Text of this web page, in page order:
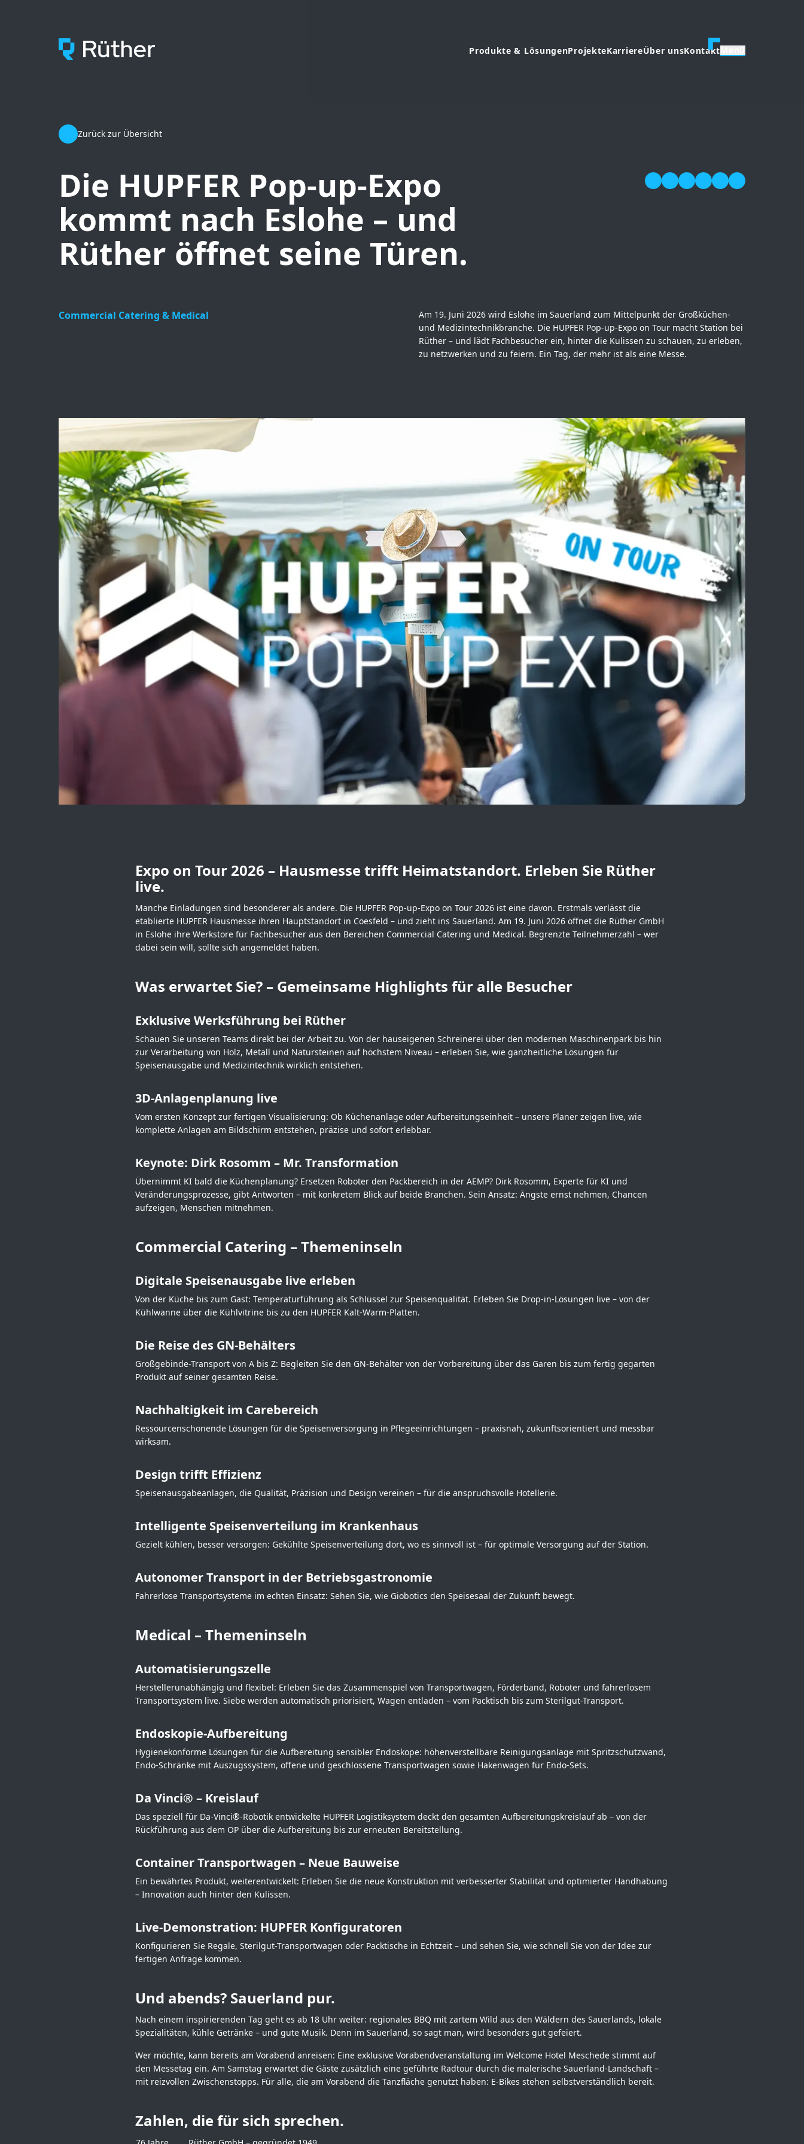
RÜTHER GmbH Produkte & LösungenProjekteKarriereÜber unsKontakt
Zurück zur Übersicht
Die HUPFER Pop-up-Expo
kommt nach Eslohe – und
Rüther öffnet seine Türen.
Commercial Catering & Medical
Am 19. Juni 2026 wird Eslohe im Sauerland zum Mittelpunkt der Großküchen-
und Medizintechnikbranche. Die HUPFER Pop-up-Expo on Tour macht Station bei
Rüther – und lädt Fachbesucher ein, hinter die Kulissen zu schauen, zu erleben,
zu netzwerken und zu feiern. Ein Tag, der mehr ist als eine Messe.
Expo on Tour 2026 – Hausmesse trifft Heimatstandort. Erleben Sie Rüther
live.
Manche Einladungen sind besonderer als andere. Die HUPFER Pop-up-Expo on Tour 2026 ist eine davon. Erstmals verlässt die
etablierte HUPFER Hausmesse ihren Hauptstandort in Coesfeld – und zieht ins Sauerland. Am 19. Juni 2026 öffnet die Rüther GmbH
in Eslohe ihre Werkstore für Fachbesucher aus den Bereichen Commercial Catering und Medical. Begrenzte Teilnehmerzahl – wer
dabei sein will, sollte sich angemeldet haben.
Was erwartet Sie? – Gemeinsame Highlights für alle Besucher
Exklusive Werksführung bei Rüther
Schauen Sie unseren Teams direkt bei der Arbeit zu. Von der hauseigenen Schreinerei über den modernen Maschinenpark bis hin
zur Verarbeitung von Holz, Metall und Natursteinen auf höchstem Niveau – erleben Sie, wie ganzheitliche Lösungen für
Speisenausgabe und Medizintechnik wirklich entstehen.
3D-Anlagenplanung live
Vom ersten Konzept zur fertigen Visualisierung: Ob Küchenanlage oder Aufbereitungseinheit – unsere Planer zeigen live, wie
komplette Anlagen am Bildschirm entstehen, präzise und sofort erlebbar.
Keynote: Dirk Rosomm – Mr. Transformation
Übernimmt KI bald die Küchenplanung? Ersetzen Roboter den Packbereich in der AEMP? Dirk Rosomm, Experte für KI und
Veränderungsprozesse, gibt Antworten – mit konkretem Blick auf beide Branchen. Sein Ansatz: Ängste ernst nehmen, Chancen
aufzeigen, Menschen mitnehmen.
Commercial Catering – Themeninseln
Digitale Speisenausgabe live erleben
Von der Küche bis zum Gast: Temperaturführung als Schlüssel zur Speisenqualität. Erleben Sie Drop-in-Lösungen live – von der
Kühlwanne über die Kühlvitrine bis zu den HUPFER Kalt-Warm-Platten.
Die Reise des GN-Behälters
Großgebinde-Transport von A bis Z: Begleiten Sie den GN-Behälter von der Vorbereitung über das Garen bis zum fertig gegarten
Produkt auf seiner gesamten Reise.
Nachhaltigkeit im Carebereich
Ressourcenschonende Lösungen für die Speisenversorgung in Pflegeeinrichtungen – praxisnah, zukunftsorientiert und messbar
wirksam.
Design trifft Effizienz
Speisenausgabeanlagen, die Qualität, Präzision und Design vereinen – für die anspruchsvolle Hotellerie.
Intelligente Speisenverteilung im Krankenhaus
Gezielt kühlen, besser versorgen: Gekühlte Speisenverteilung dort, wo es sinnvoll ist – für optimale Versorgung auf der Station.
Autonomer Transport in der Betriebsgastronomie
Fahrerlose Transportsysteme im echten Einsatz: Sehen Sie, wie Giobotics den Speisesaal der Zukunft bewegt.
Medical – Themeninseln
Automatisierungszelle
Herstellerunabhängig und flexibel: Erleben Sie das Zusammenspiel von Transportwagen, Förderband, Roboter und fahrerlosem
Transportsystem live. Siebe werden automatisch priorisiert, Wagen entladen – vom Packtisch bis zum Sterilgut-Transport.
Endoskopie-Aufbereitung
Hygienekonforme Lösungen für die Aufbereitung sensibler Endoskope: höhenverstellbare Reinigungsanlage mit Spritzschutzwand,
Endo-Schränke mit Auszugssystem, offene und geschlossene Transportwagen sowie Hakenwagen für Endo-Sets.
Da Vinci® – Kreislauf
Das speziell für Da-Vinci®-Robotik entwickelte HUPFER Logistiksystem deckt den gesamten Aufbereitungskreislauf ab – von der
Rückführung aus dem OP über die Aufbereitung bis zur erneuten Bereitstellung.
Container Transportwagen – Neue Bauweise
Ein bewährtes Produkt, weiterentwickelt: Erleben Sie die neue Konstruktion mit verbesserter Stabilität und optimierter Handhabung
– Innovation auch hinter den Kulissen.
Live-Demonstration: HUPFER Konfiguratoren
Konfigurieren Sie Regale, Sterilgut-Transportwagen oder Packtische in Echtzeit – und sehen Sie, wie schnell Sie von der Idee zur
fertigen Anfrage kommen.
Und abends? Sauerland pur.
Nach einem inspirierenden Tag geht es ab 18 Uhr weiter: regionales BBQ mit zartem Wild aus den Wäldern des Sauerlands, lokale
Spezialitäten, kühle Getränke – und gute Musik. Denn im Sauerland, so sagt man, wird besonders gut gefeiert.
Wer möchte, kann bereits am Vorabend anreisen: Eine exklusive Vorabendveranstaltung im Welcome Hotel Meschede stimmt auf
den Messetag ein. Am Samstag erwartet die Gäste zusätzlich eine geführte Radtour durch die malerische Sauerland-Landschaft –
mit reizvollen Zwischenstopps. Für alle, die am Vorabend die Tanzfläche genutzt haben: E-Bikes stehen selbstverständlich bereit.
Zahlen, die für sich sprechen.